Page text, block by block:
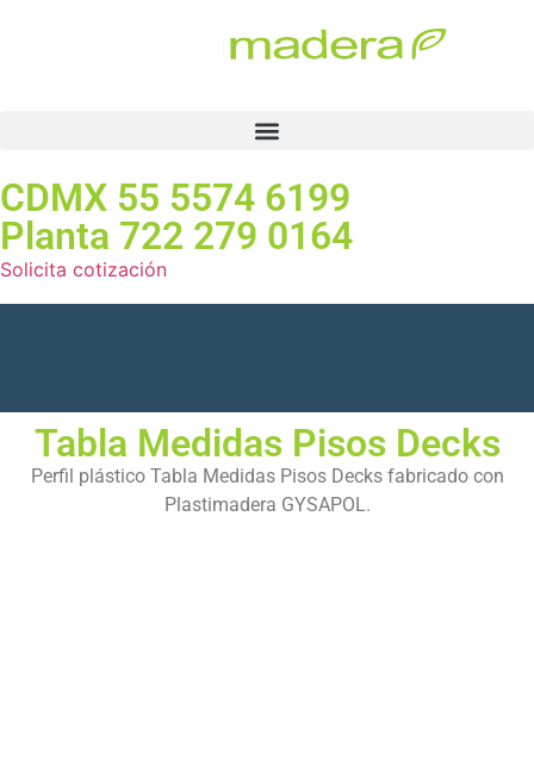
CDMX 55 5574 6199
Planta 722 279 0164
Solicita cotización
Tabla Medidas Pisos Decks
Perfil plástico Tabla Medidas Pisos Decks fabricado con
Plastimadera GYSAPOL.